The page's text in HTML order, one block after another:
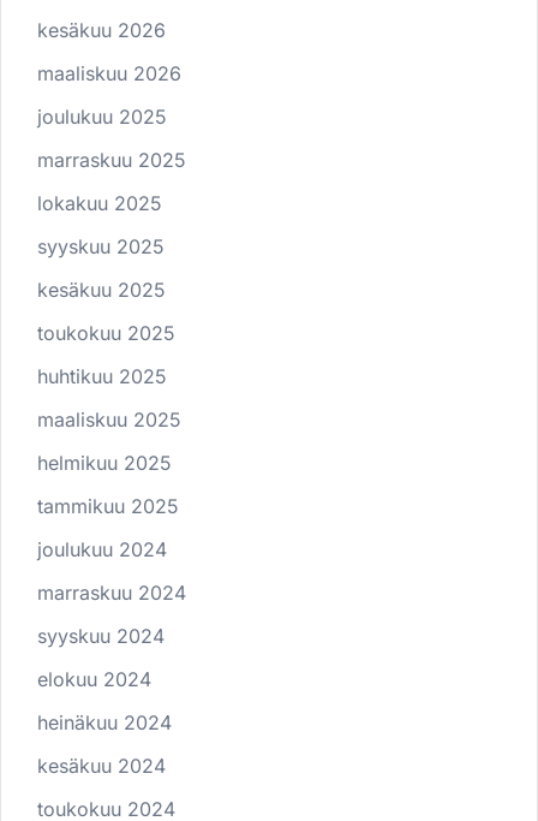
kesäkuu 2026
maaliskuu 2026
joulukuu 2025
marraskuu 2025
lokakuu 2025
syyskuu 2025
kesäkuu 2025
toukokuu 2025
huhtikuu 2025
maaliskuu 2025
helmikuu 2025
tammikuu 2025
joulukuu 2024
marraskuu 2024
syyskuu 2024
elokuu 2024
heinäkuu 2024
kesäkuu 2024
toukokuu 2024